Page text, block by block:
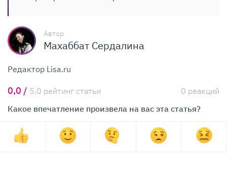
Автор
Махаббат Сердалина
Редактор Lisa.ru
0,0 / 5,0 рейтинг статьи
0 реакций
Какое впечатление произвела на вас эта статья?